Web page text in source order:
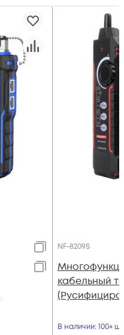
NF-8209S
кабельный
В наличии: 100+ шт